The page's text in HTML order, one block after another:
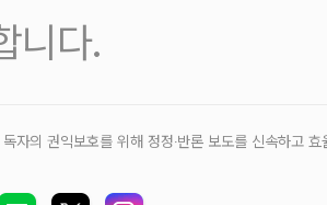
니다.
자의 권익보호를 위해 정정‧반론 보도를 신속하고